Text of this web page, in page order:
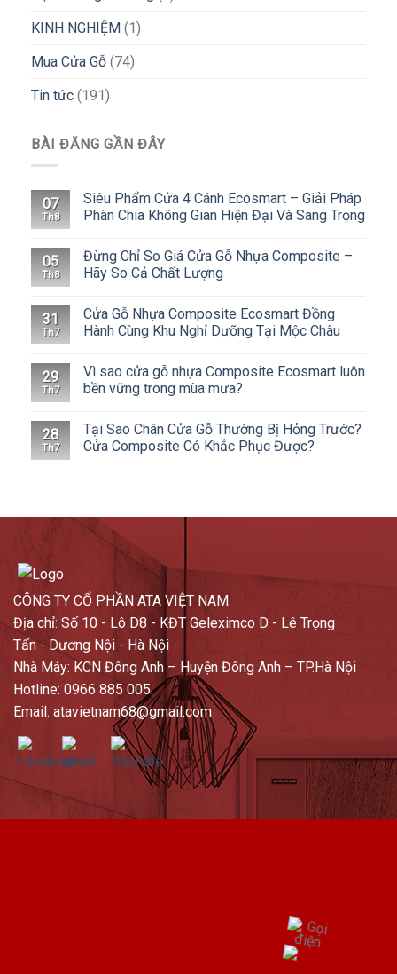
KINH NGHIỆM (1)
Mua Cửa Gỗ (74)
Tin tức (191)
BÀI ĐĂNG GẦN ĐÂY
07
Th8
Siêu Phẩm Cửa 4 Cánh Ecosmart – Giải Pháp
Phân Chia Không Gian Hiện Đại Và Sang Trọng
05
Th8
Đừng Chỉ So Giá Cửa Gỗ Nhựa Composite –
Hãy So Cả Chất Lượng
31
Th7
Cửa Gỗ Nhựa Composite Ecosmart Đồng
Hành Cùng Khu Nghỉ Dưỡng Tại Mộc Châu
29
Th7
Vì sao cửa gỗ nhựa Composite Ecosmart luôn
bền vững trong mùa mưa?
28
Th7
Tại Sao Chân Cửa Gỗ Thường Bị Hỏng Trước?
Cửa Composite Có Khắc Phục Được?
CÔNG TY CỔ PHẦN ATA VIỆT NAM
Địa chỉ: Số 10 - Lô D8 - KĐT Geleximco D - Lê Trọng
Tấn - Dương Nội - Hà Nội
Nhà Máy: KCN Đông Anh – Huyện Đông Anh – TP.Hà Nội
Hotline: 0966 885 005
Email: atavietnam68@gmail.com